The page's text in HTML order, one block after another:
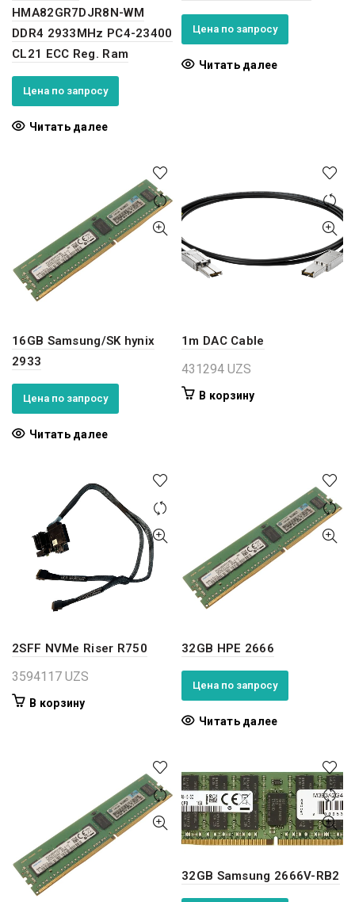
HMA82GR7DJR8N-WM
DDR4 2933MHz PC4-23400
CL21 ECC Reg. Ram
Цена по запросу
Читать далее
Цена по запросу
Читать далее
16GB Samsung/SK hynix
2933
Цена по запросу
Читать далее
1m DAC Cable
431294 UZS
В корзину
2SFF NVMe Riser R750
3594117 UZS
В корзину
32GB HPE 2666
Цена по запросу
Читать далее
32GB Samsung 2666V-RB2